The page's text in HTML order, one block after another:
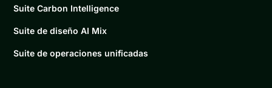
Suite Carbon Intelligence
Suite de diseño AI Mix
Suite de operaciones unificadas